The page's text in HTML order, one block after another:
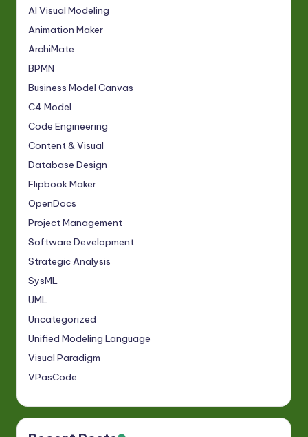
AI Visual Modeling
Animation Maker
ArchiMate
BPMN
Business Model Canvas
C4 Model
Code Engineering
Content & Visual
Database Design
Flipbook Maker
OpenDocs
Project Management
Software Development
Strategic Analysis
SysML
UML
Uncategorized
Unified Modeling Language
Visual Paradigm
VPasCode